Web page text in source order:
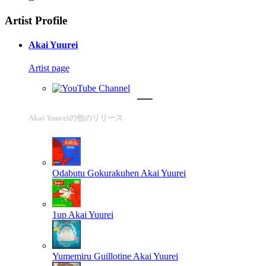
Artist Profile
Akai Yuurei
Artist page
Akai Yuureiの他のリリース
Odabutu Gokurakuhen Akai Yuurei
1up Akai Yuurei
Yumemiru Guillotine Akai Yuurei